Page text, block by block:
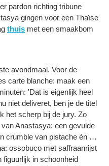
pardon richting tribune
gingen voor een Thaïse
thuis met een smaakbom
avondmaal. Voor de
carte blanche: maak een
'Dat is eigenlijk heel
niet deliveret, ben je de titel
het scherp bij de jury. Zo
Anastasya: een gevulde
crumble van pistache én …
ossobuco met saffraanrijst
figuurlijk in schoonheid